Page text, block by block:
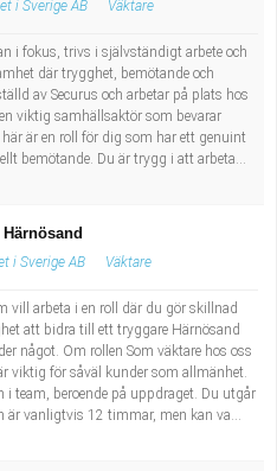
o specialavd. o mottagning
i Sverige AB Väktare
i fokus, trivs i självständigt arbete och
där trygghet, bemötande och
av Securus och arbetar på plats hos
viktig samhällsaktör som bevarar
är en roll för dig som har ett genuint
bemötande. Du är trygg i att arbeta...
i Sverige AB Väktare
vill arbeta i en roll där du gör skillnad
att bidra till ett tryggare Härnösand
något. Om rollen Som väktare hos oss
viktig för såväl kunder som allmänhet.
i team, beroende på uppdraget. Du utgår
är vanligtvis 12 timmar, men kan va...